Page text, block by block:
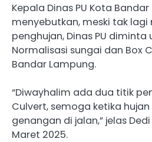
Kepala Dinas PU Kota
menyebutkan, meski tak
penghujan, Dinas PU diminta
Normalisasi sungai dan Box
Bandar Lampung.
“Diwayhalim ada dua titik
Culvert, semoga ketika
genangan di jalan,” jelas Dedi
Maret 2025.